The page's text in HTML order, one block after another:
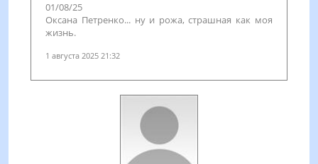
01/08/25
Оксана Петренко... ну и рожа, страшная как моя
жизнь.
1 августа 2025 21:32